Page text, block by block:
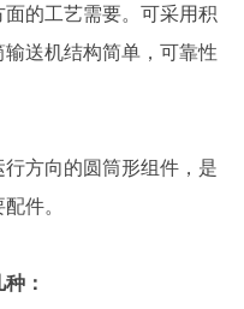
的工艺需要。可采用积
送机结构简单，可靠性
方向的圆筒形组件，是
件。
：